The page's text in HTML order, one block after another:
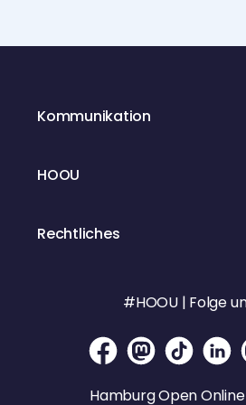
direkt dort, wo ihr
https://
en.de
Kommunikation
HOOU
Rechtliches
#HOOU | Folge
Hamburg Open